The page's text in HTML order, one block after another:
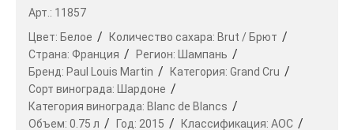
Арт.: 11857
Цвет: Белое Количество сахара: Brut / Брют
Страна: Франция Регион: Шампань
Бренд: Paul Louis Martin Категория: Grand Cru
Сорт винограда: Шардоне
Категория винограда: Blanc de Blancs
Объем: 0.75 л Год: 2015 Классификация: AOC